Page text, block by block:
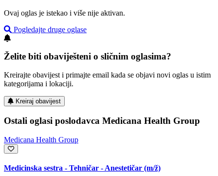
Ovaj oglas je istekao i više nije aktivan.
Pogledajte druge oglase
Želite biti obaviješteni o sličnim oglasima?
Kreirajte obavijest i primajte email kada se objavi novi oglas u istim
kategorijama i lokaciji.
Kreiraj obavijest
Ostali oglasi poslodavca Medicana Health Group
Medicana Health Group
Medicinska sestra - Tehničar - Anestetičar (m/ž)